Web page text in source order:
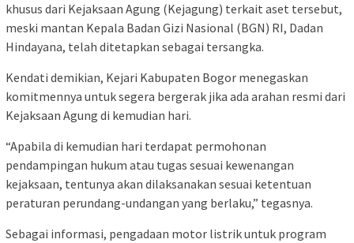
khusus dari Kejaksaan Agung (Kejagung) terkait aset tersebut,
meski mantan Kepala Badan Gizi Nasional (BGN) RI, Dadan
Hindayana, telah ditetapkan sebagai tersangka.
Kendati demikian, Kejari Kabupaten Bogor menegaskan
komitmennya untuk segera bergerak jika ada arahan resmi dari
Kejaksaan Agung di kemudian hari.
“Apabila di kemudian hari terdapat permohonan
pendampingan hukum atau tugas sesuai kewenangan
kejaksaan, tentunya akan dilaksanakan sesuai ketentuan
peraturan perundang-undangan yang berlaku,” tegasnya.
Sebagai informasi, pengadaan motor listrik untuk program